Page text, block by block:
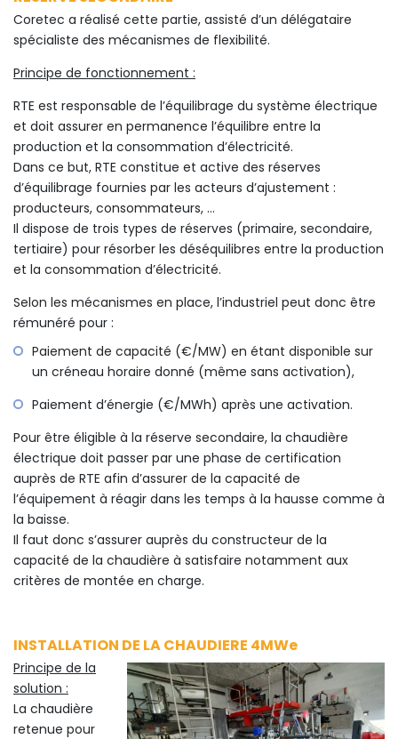
Coretec a réalisé cette partie, assisté d’un délégataire
spécialiste des mécanismes de flexibilité.
Principe de fonctionnement :
RTE est responsable de l’équilibrage du système électrique
et doit assurer en permanence l’équilibre entre la
production et la consommation d’électricité.
Dans ce but, RTE constitue et active des réserves
d’équilibrage fournies par les acteurs d’ajustement :
producteurs, consommateurs, …
Il dispose de trois types de réserves (primaire, secondaire,
tertiaire) pour résorber les déséquilibres entre la production
et la consommation d’électricité.
Selon les mécanismes en place, l’industriel peut donc être
rémunéré pour :
Paiement de capacité (€/MW) en étant disponible sur
un créneau horaire donné (même sans activation),
Paiement d’énergie (€/MWh) après une activation.
Pour être éligible à la réserve secondaire, la chaudière
électrique doit passer par une phase de certification
auprès de RTE afin d’assurer de la capacité de
l’équipement à réagir dans les temps à la hausse comme à
la baisse.
Il faut donc s’assurer auprès du constructeur de la
capacité de la chaudière à satisfaire notamment aux
critères de montée en charge.
INSTALLATION DE LA CHAUDIERE 4MWe
Principe de la
solution :
La chaudière
retenue pour